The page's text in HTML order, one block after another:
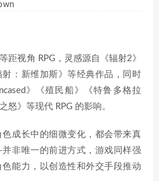
距视角 RPG，灵感源自《辐射2》
射：新维加斯》等经典作品，同时
》《殖民船》《特鲁多格拉
怒》等现代 RPG 的影响。
成长中的细微变化，都会带来真
非唯一的前进方式，游戏同样强
能力，以创造性和外交手段推动